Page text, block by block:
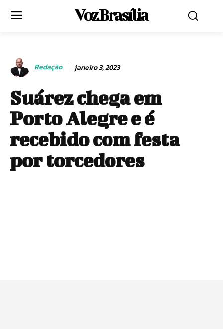
Voz Brasília
Redação janeiro 3, 2023
Suárez chega em
Porto Alegre e é
recebido com festa
por torcedores